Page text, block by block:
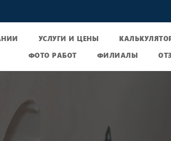
УСЛУГИ И ЦЕНЫ
ФОТО РАБОТ
ФИЛИАЛЫ